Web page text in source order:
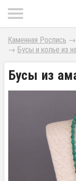
Каменная Роспись →
→ Бусы и колье из
Бусы из